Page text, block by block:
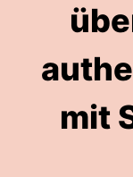
mit